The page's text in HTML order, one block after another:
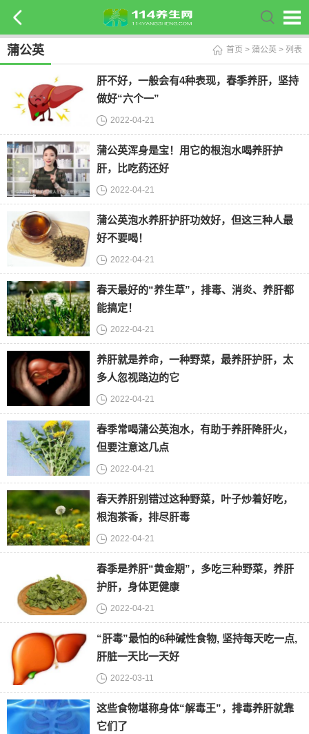
蒲公英 首页 > 蒲公英 > 列表
肝不好，一般会有4种表现，春季养肝，坚持
做好“六个一”
2022-04-21
蒲公英浑身是宝！用它的根泡水喝养肝护
肝，比吃药还好
2022-04-21
蒲公英泡水养肝护肝功效好，但这三种人最
好不要喝！
2022-04-21
春天最好的“养生草”，排毒、消炎、养肝都
能搞定！
2022-04-21
养肝就是养命，一种野菜，最养肝护肝，太
多人忽视路边的它
2022-04-21
春季常喝蒲公英泡水，有助于养肝降肝火，
但要注意这几点
2022-04-21
春天养肝别错过这种野菜，叶子炒着好吃，
根泡茶香，排尽肝毒
2022-04-21
春季是养肝“黄金期”，多吃三种野菜，养肝
护肝，身体更健康
2022-04-21
“肝毒”最怕的6种碱性食物, 坚持每天吃一点,
肝脏一天比一天好
2022-03-11
这些食物堪称身体“解毒王”，排毒养肝就靠
它们了